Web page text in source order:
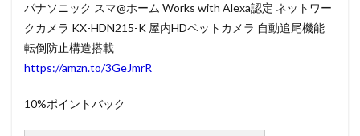
パナソニック スマ@ホーム Works with Alexa認定 ネットワー
クカメラ KX-HDN215-K 屋内HDペットカメラ 自動追尾機能
転倒防止構造搭載
https://amzn.to/3GeJmrR
10%ポイントバック